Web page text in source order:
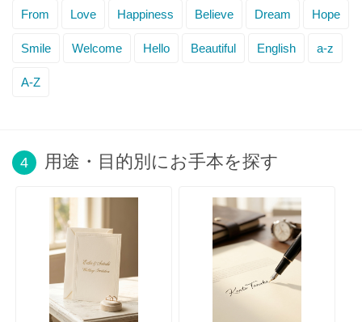
From Love Happiness Believe Dream Hope
Smile Welcome Hello Beautiful English a-z
A-Z
4 用途・目的別にお手本を探す